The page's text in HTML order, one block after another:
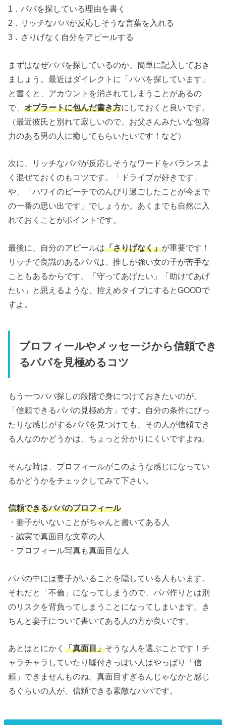
1．パパを探している理由を書く
2．リッチなパパが反応しそうな言葉を入れる
3．さりげなく自分をアピールする
まずはなぜパパを探しているのか、簡単に記入しておき
ましょう。最近はダイレクトに「パパを探しています」
と書くと、アカウントを消されてしまうことがあるの
で、オブラートに包んだ書き方にしておくと良いです。
（最近彼氏と別れて寂しいので、お父さんみたいな包容
力のある男の人に癒してもらいたいです！など）
次に、リッチなパパが反応しそうなワードをバランスよ
く混ぜておくのもコツです。「ドライブが好きです」
や、「ハワイのビーチでのんびり過ごしたことが今まで
の一番の思い出です」でしょうか。あくまでも自然に入
れておくことがポイントです。
最後に、自分のアピールは「さりげなく」が重要です！
リッチで良識のあるパパは、推しが強い女の子が苦手な
こともあるからです。「守ってあげたい」「助けてあげ
たい」と思えるような、控えめタイプにするとGOODで
すよ。
プロフィールやメッセージから信頼でき
るパパを見極めるコツ
もう一つパパ探しの段階で身につけておきたいのが、
「信頼できるパパの見極め方」です。自分の条件にぴっ
たりな感じがするパパを見つけても、その人が信頼でき
る人なのかどうかは、ちょっと分かりにくいですよね。
そんな時は、プロフィールがこのような感じになってい
るかどうかをチェックしてみて下さい。
信頼できるパパのプロフィール
・妻子がいないことがちゃんと書いてある人
・誠実で真面目な文章の人
・プロフィール写真も真面目な人
パパの中には妻子がいることを隠している人もいます。
それだと「不倫」になってしまうので、パパ作りとは別
のリスクを背負ってしまうことになってしまいます。き
ちんと妻子について書いてある人の方が良いです。
あとはとにかく「真面目」そうな人を選ぶことです！チ
ャラチャラしていたり嘘付きっぽい人はやっぱり「信
頼」できませんものね。真面目すぎるんじゃなかと感じ
るぐらいの人が、信頼できる素敵なパパです。